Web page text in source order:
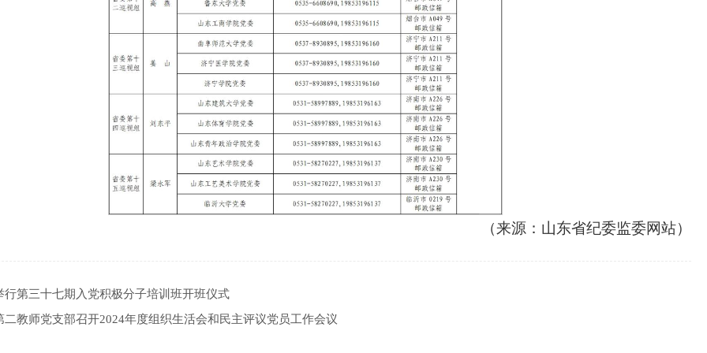
（来源：山东省纪委监委网站）
行第三十七期入党积极分子培训班开班仪式
二教师党支部召开2024年度组织生活会和民主评议党员工作会议